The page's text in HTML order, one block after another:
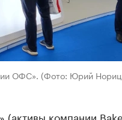
ОФС». (Фото: Юрий
компании